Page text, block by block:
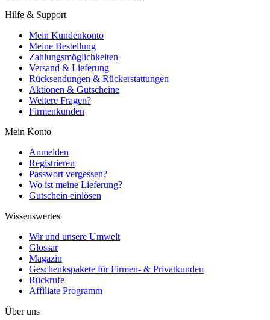
Hilfe & Support
Mein Kundenkonto
Meine Bestellung
Zahlungsmöglichkeiten
Versand & Lieferung
Rücksendungen & Rückerstattungen
Aktionen & Gutscheine
Weitere Fragen?
Firmenkunden
Mein Konto
Anmelden
Registrieren
Passwort vergessen?
Wo ist meine Lieferung?
Gutschein einlösen
Wissenswertes
Wir und unsere Umwelt
Glossar
Magazin
Geschenkspakete für Firmen- & Privatkunden
Rückrufe
Affiliate Programm
Über uns